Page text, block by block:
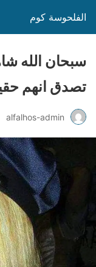
الفلحوسة كوم
سبحان الله
تصدق انهم
alfalhos-admin